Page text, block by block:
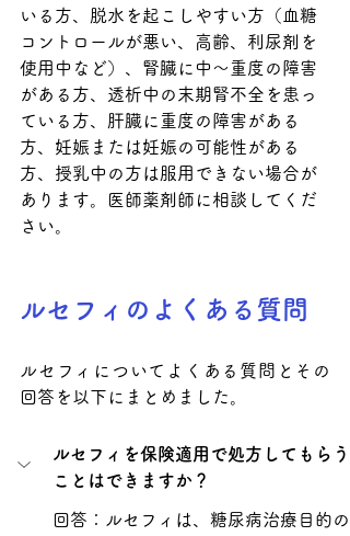
いる方、脱水を起こしやすい方（血糖
コントロールが悪い、高齢、利尿剤を
使用中など）、腎臓に中～重度の障害
がある方、透析中の末期腎不全を患っ
ている方、肝臓に重度の障害がある
方、妊娠または妊娠の可能性がある
方、授乳中の方は服用できない場合が
あります。医師薬剤師に相談してくだ
さい。
ルセフィのよくある質問
ルセフィについてよくある質問とその
回答を以下にまとめました。
ルセフィを保険適用で処方してもらう
ことはできますか？
回答：ルセフィは、糖尿病治療目的の